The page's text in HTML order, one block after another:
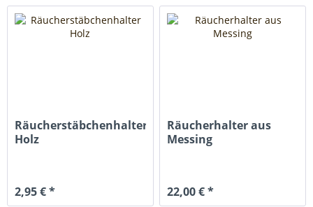
Räucherstäbchenhalter
Holz
2,95 € *
Räucherhalter aus
Messing
22,00 € *